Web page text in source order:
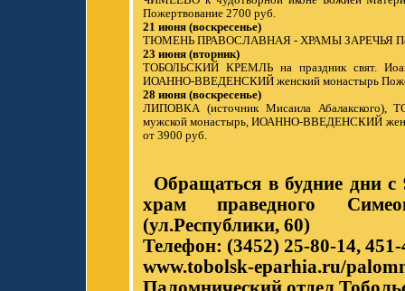
Пожертвование 2700 руб.
21 июня (воскресенье)
ТЮМЕНЬ ПРАВОСЛАВНАЯ - ХРАМЫ ЗАРЕЧЬЯ
23 июня (вторник)
ТОБОЛЬСКИЙ КРЕМЛЬ на праздник свят.
ИОАННО-ВВЕДЕНСКИЙ женский монастырь
28 июня (воскресенье)
ЛИПОВКА (источник Мисаила Абалакского),
мужской монастырь, ИОАННО-ВВЕДЕНСКИЙ
от 3900 руб.
Обращаться в будние дни с
храм праведного
(ул.Республики, 60)
Телефон: (3452) 25-80-14, 451-
www.tobolsk-eparhia.ru/